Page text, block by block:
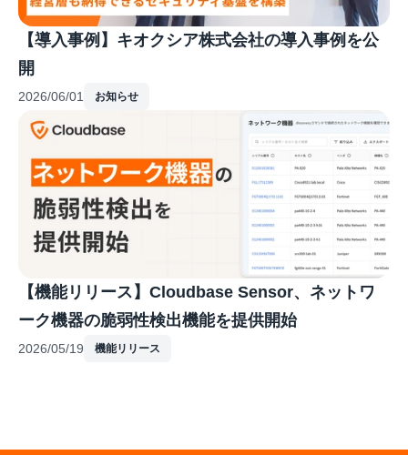
【導入事例】キオクシア株式会社の導入事例を公
開
2026/06/01 お知らせ
【機能リリース】Cloudbase Sensor、ネットワ
ーク機器の脆弱性検出機能を提供開始
2026/05/19 機能リリース